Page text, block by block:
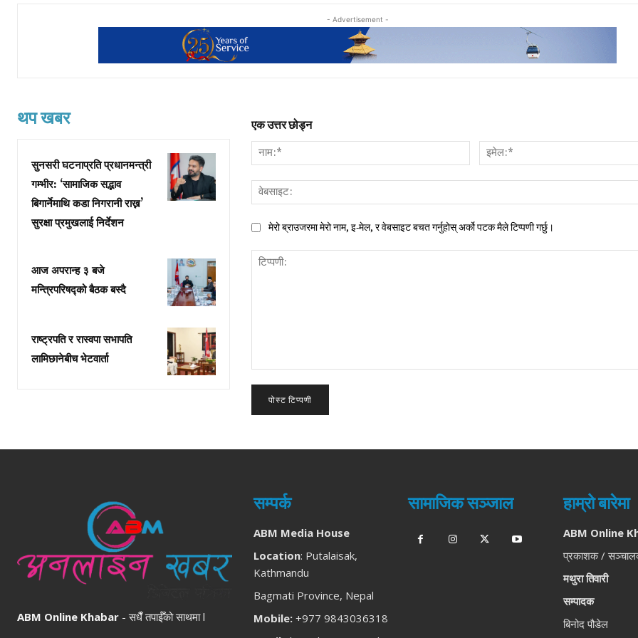
- Advertisement -
थप खबर
सुनसरी घटनाप्रति प्रधानमन्त्री
गम्भीर: ‘सामाजिक सद्भाव
बिगार्नेमाथि कडा निगरानी राख्न’
सुरक्षा प्रमुखलाई निर्देशन
आज अपरान्ह ३ बजे
मन्त्रिपरिषद्को बैठक बस्दै
राष्ट्रपति र रास्वपा सभापति
लामिछानेबीच भेटवार्ता
एक उत्तर छोड्न
नाम:*
मेरो ब्राउजरमा मेरो नाम, इ-मेल, र वेबसाइट बचत गर्नुहोस् अर्को पटक मैले टिप्पणी गर्छु।
ABM Online Khabar - सधैँ तपाईँको साथमा l
सम्पर्क
ABM Media House
Location: Putalaisak,
Kathmandu
Bagmati Province, Nepal
Mobile:+977 9843036318
सामाजिक सञ्जाल हाम्रो बारेमा
ABM Online
प्रकाशक /
मथुरा तिवारी
सम्पादक
बिनोद पौडेल